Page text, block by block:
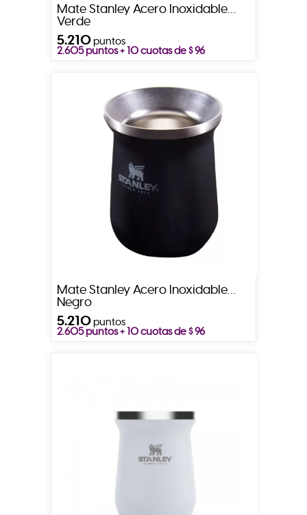
Mate Stanley Acero Inoxidable
Verde
5.210puntos
2.605 puntos + 10 cuotas de $ 96
Mate Stanley Acero Inoxidable
Negro
5.210puntos
2.605 puntos + 10 cuotas de $ 96